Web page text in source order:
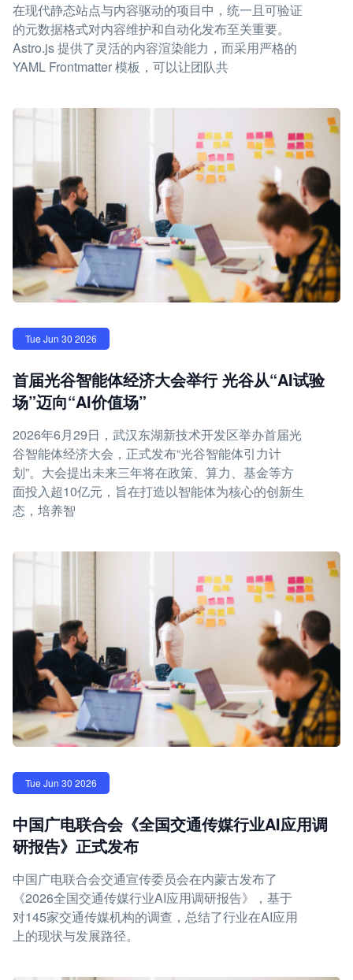
在现代静态站点与内容驱动的项目中，统一且可验证
的元数据格式对内容维护和自动化发布至关重要。
Astro.js 提供了灵活的内容渲染能力，而采用严格的
YAML Frontmatter 模板，可以让团队共
Tue Jun 30 2026
首届光谷智能体经济大会举行 光谷从“AI试验
场”迈向“AI价值场”
2026年6月29日，武汉东湖新技术开发区举办首届光
谷智能体经济大会，正式发布“光谷智能体引力计
划”。大会提出未来三年将在政策、算力、基金等方
面投入超10亿元，旨在打造以智能体为核心的创新生
态，培养智
Tue Jun 30 2026
中国广电联合会《全国交通传媒行业AI应用调
研报告》正式发布
中国广电联合会交通宣传委员会在内蒙古发布了
《2026全国交通传媒行业AI应用调研报告》，基于
对145家交通传媒机构的调查，总结了行业在AI应用
上的现状与发展路径。